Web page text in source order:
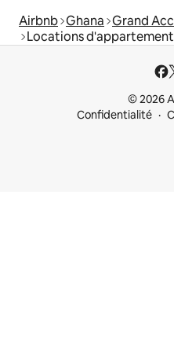
Airbnb Ghana Grand
Locations
© 2026
Confidentialité